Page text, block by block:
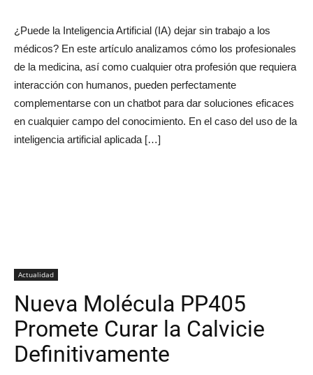
¿Puede la Inteligencia Artificial (IA) dejar sin trabajo a los
médicos? En este artículo analizamos cómo los profesionales
de la medicina, así como cualquier otra profesión que requiera
interacción con humanos, pueden perfectamente
complementarse con un chatbot para dar soluciones eficaces
en cualquier campo del conocimiento. En el caso del uso de la
inteligencia artificial aplicada […]
Actualidad
Nueva Molécula PP405
Promete Curar la Calvicie
Definitivamente